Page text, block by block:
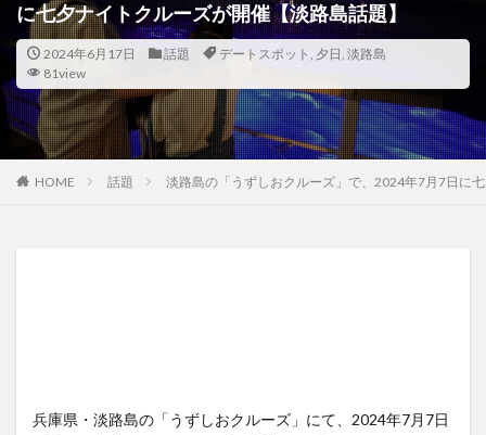
に七夕ナイトクルーズが開催【淡路島話題】
2024年6月17日 話題 デートスポット , 夕日, 淡路島
81view
HOME 話題 淡路島の「うずしおクルーズ」で、2024年7月7日に
兵庫県・淡路島の「うずしおクルーズ」にて、2024年7月7日